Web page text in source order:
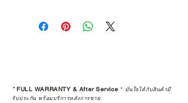
*FULL WARRANTY & After Service * มั่นใจได้กับสินค้ามี
รับประกัน พร้อมบริการหลังการขาย